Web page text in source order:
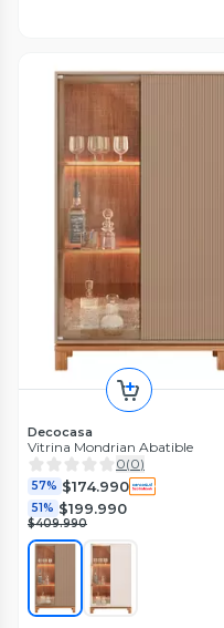
Decocasa
Vitrina Mondrian Abatible
0(0)
57% $174.990
51% $199.990
$409.990